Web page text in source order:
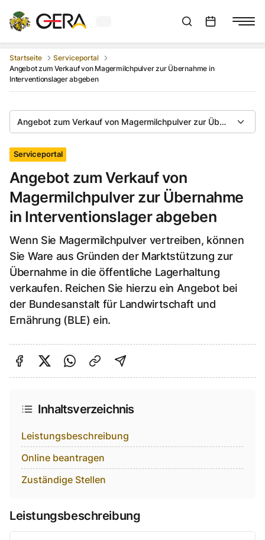
Aktuelles Wetter in GeraSuchleiste anzeigen
Startseite
Serviceportal
Angebot zum Verkauf von Magermilchpulver zur Übernahme in
Interventionslager abgeben
Angebot zum Verkauf von Magermilchpulver zur Übernahme
Serviceportal
Angebot zum Verkauf von
Magermilchpulver zur Übernahme
in Interventionslager abgeben
Wenn Sie Magermilchpulver vertreiben, können
Sie Ware aus Gründen der Marktstützung zur
Übernahme in die öffentliche Lagerhaltung
verkaufen. Reichen Sie hierzu ein Angebot bei
der Bundesanstalt für Landwirtschaft und
Ernährung (BLE) ein.
Auf Facebook teilen
Auf Twitter teilen
Per Link teilen
shareViaEmail
Inhaltsverzeichnis
Leistungsbeschreibung
Online beantragen
Zuständige Stellen
Leistungsbeschreibung